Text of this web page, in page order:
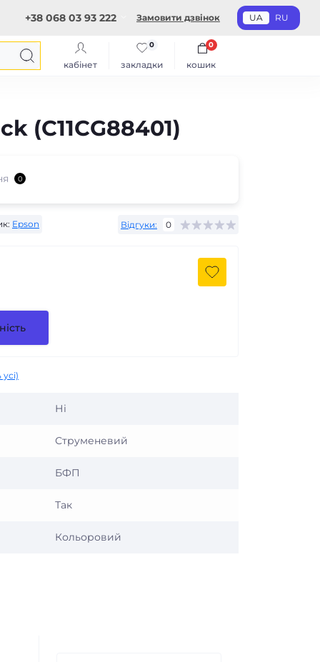
+38 068 03 93 222 Замовити дзвінок UA RU
кабінет закладки
0
кошик
0
(C11CG88401)
0
Epson Відгуки: 0
Ні
Струменевий
БФП
Так
Кольоровий